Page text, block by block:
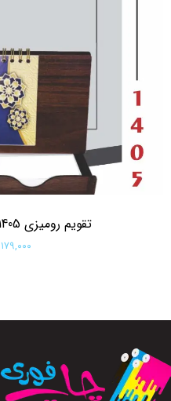
تقویم رومیزی 1405 طرح گل sh-600
۱۷۹,۰۰۰ تومان